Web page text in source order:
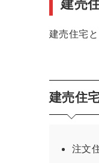
建売
建売住宅
建売住
注文